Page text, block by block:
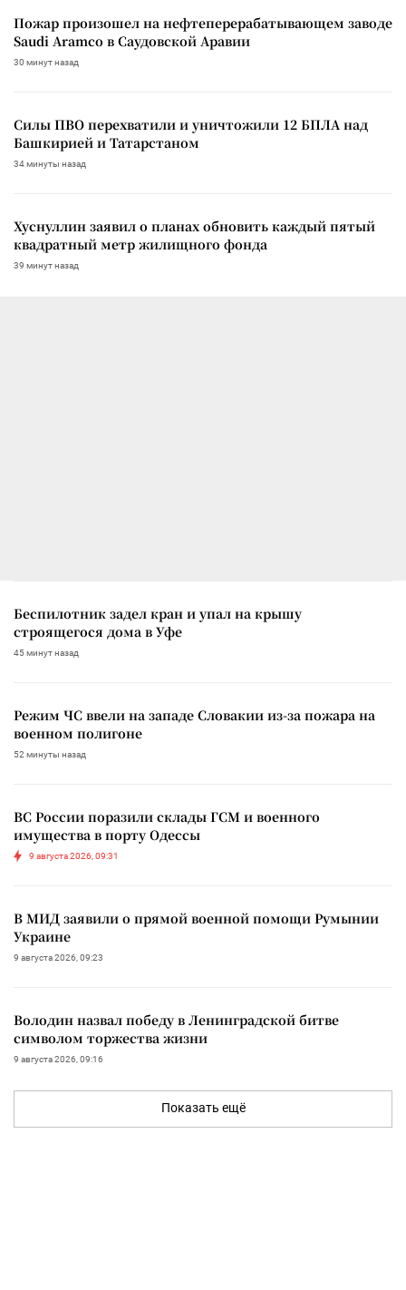
Пожар произошел на нефтеперерабатывающем заводе
Saudi Aramco в Саудовской Аравии
30 минут назад
Силы ПВО перехватили и уничтожили 12 БПЛА над
Башкирией и Татарстаном
34 минуты назад
Хуснуллин заявил о планах обновить каждый пятый
квадратный метр жилищного фонда
39 минут назад
Беспилотник задел кран и упал на крышу
строящегося дома в Уфе
45 минут назад
Режим ЧС ввели на западе Словакии из-за пожара на
военном полигоне
52 минуты назад
ВС России поразили склады ГСМ и военного
имущества в порту Одессы
9 августа 2026, 09:31
В МИД заявили о прямой военной помощи Румынии
Украине
9 августа 2026, 09:23
Володин назвал победу в Ленинградской битве
символом торжества жизни
9 августа 2026, 09:16
Показать ещё